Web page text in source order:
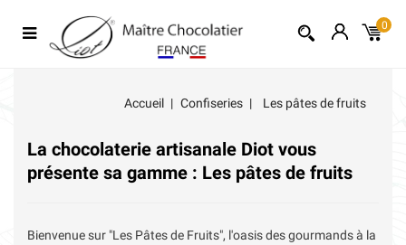
0
Accueil Confiseries Les pâtes de fruits
La chocolaterie artisanale Diot vous
présente sa gamme : Les pâtes de fruits
Bienvenue sur "Les Pâtes de Fruits", l'oasis des gourmands à la